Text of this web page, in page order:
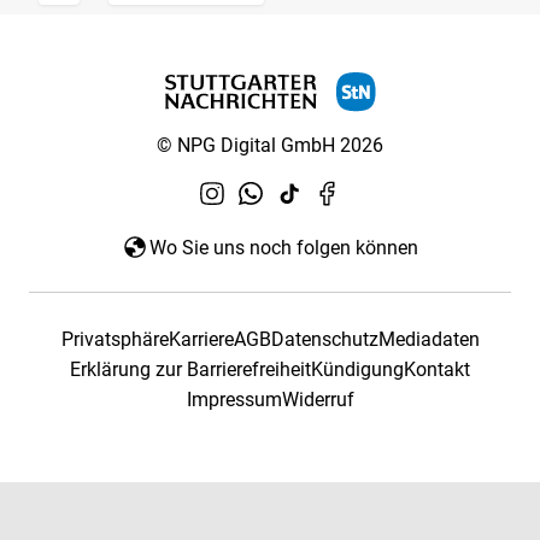
© NPG Digital GmbH 2026
Wo Sie uns noch folgen können
PrivatsphäreKarriereAGBDatenschutzMediadaten
Erklärung zur BarrierefreiheitKündigungKontakt
ImpressumWiderruf